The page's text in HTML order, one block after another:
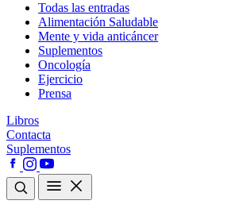
Todas las entradas
Alimentación Saludable
Mente y vida anticáncer
Suplementos
Oncología
Ejercicio
Prensa
Libros
Contacta
Suplementos